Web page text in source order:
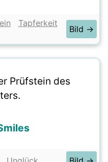
Tapferkeit
Bild →
Prüfstein des